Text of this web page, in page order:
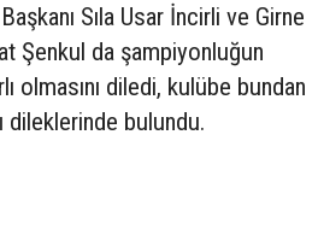
Sıla Usar İncirli ve Girne
Şenkul da şampiyonluğun
olmasını diledi, kulübe bundan
dileklerinde bulundu.